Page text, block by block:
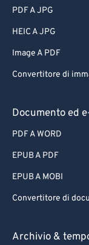
PDF A JPG
HEIC A JPG
Image A PDF
Convertitore di
Documento ed
PDF A WORD
EPUB A PDF
EPUB A MOBI
Convertitore di
Archivio &